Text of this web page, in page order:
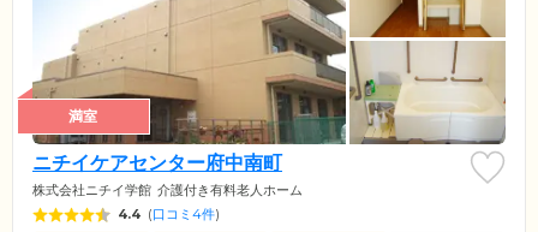
満室
ニチイケアセンター府中南町
株式会社ニチイ学館 介護付き有料老人ホーム
4.4 (口コミ4件)